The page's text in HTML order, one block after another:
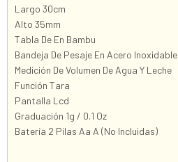
Largo 30cm
Alto 35mm
Tabla De En Bambu
Bandeja De Pesaje En Acero Inoxidable
Medición De Volumen De Agua Y Leche
Función Tara
Pantalla Lcd
Graduación 1g / 0.1 Oz
Batería 2 Pilas Aa A (No Incluidas)